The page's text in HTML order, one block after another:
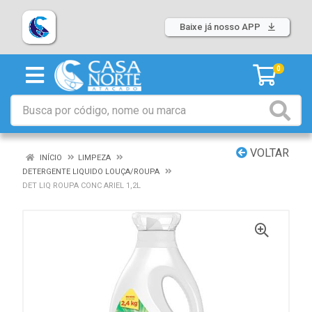
Baixe já nosso APP
0
VOLTAR
INÍCIO
LIMPEZA
DETERGENTE LIQUIDO LOUÇA/ROUPA
DET LIQ ROUPA CONC ARIEL 1,2L